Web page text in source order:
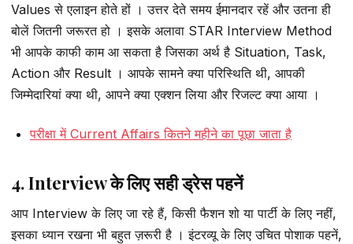
Values से एलाइन होते हों । उत्तर देते समय ईमानदार रहें और उतना ही
बोलें जितनी जरूरत हो । इसके अलावा STAR Interview Method
भी आपके काफी काम आ सकता है जिसका अर्थ है Situation, Task,
Action और Result । आपके सामने क्या परिस्थिति थी, आपकी
जिम्मेदारियां क्या थी, आपने क्या एक्शन लिया और रिजल्ट क्या आया ।
परीक्षा में Current Affairs कितने महीने का पूछा जाता है
4. Interview के लिए सही ड्रेस पहनें
आप Interview के लिए जा रहे हैं, किसी फैशन शो या पार्टी के लिए नहीं,
इसका ध्यान रखना भी बहुत ज़रूरी है । इंटरव्यू के लिए उचित पोशाक पहनें,